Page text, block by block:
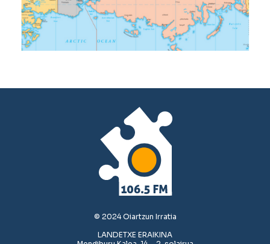
© 2024 Oiartzun Irratia
LANDETXE ERAIKINA